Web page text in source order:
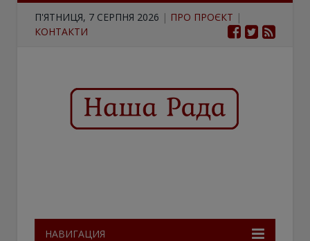
П'ЯТНИЦЯ, 7 СЕРПНЯ 2026 | ПРО ПРОЄКТ |
КОНТАКТИ
НАВИГАЦИЯ